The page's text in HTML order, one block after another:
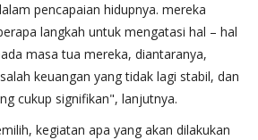
pencapaian hidupnya. mereka
langkah untuk mengatasi hal – hal
masa tua mereka, diantaranya,
keuangan yang tidak lagi stabil, dan
cukup signifikan", lanjutnya.
kegiatan apa yang akan dilakukan